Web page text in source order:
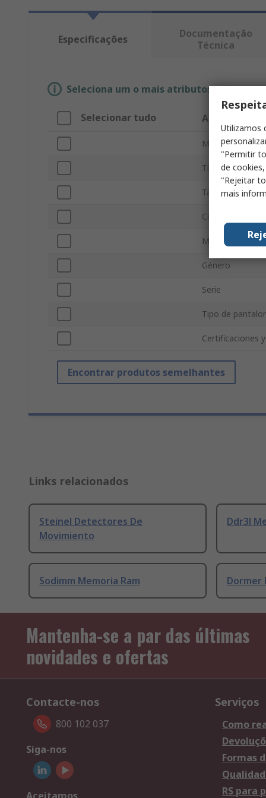
Especificações
Documentação
Técnica
Seleciona um o mais atributos para
Selecionar tudo Atributo
Marca
Tipo de
Tamaño
Color
Material
Género
Serie
Tipo de
Certificaciones
Encontrar produtos semelhantes
Links relacionados
Steinel Detectores De
Movimiento
Ddr3l
Sodimm Memoria Ram Dormer
Mantenha-se a par das últimas
novidades e ofertas
Contacte-nos
800 102 037
Siga-nos
Serviços
Como
Formas
RS para
Utilizamos
"Permitir
de
"Rejeitar
mais